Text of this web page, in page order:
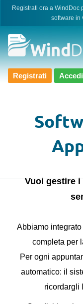
Skip
content
Registrati ora a WindDoc
software in
Registrati Accedi
Vuoi gestire
Abbiamo
completa per
Per ogni
automatico: il
ricordargli